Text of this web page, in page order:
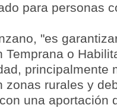
para personas
"es
Temprana o
principalmente
zonas rurales y
una aportación